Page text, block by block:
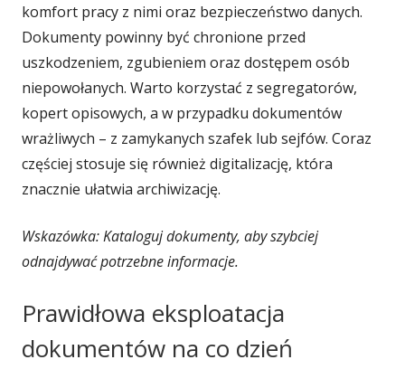
komfort pracy z nimi oraz bezpieczeństwo danych.
Dokumenty powinny być chronione przed
uszkodzeniem, zgubieniem oraz dostępem osób
niepowołanych. Warto korzystać z segregatorów,
kopert opisowych, a w przypadku dokumentów
wrażliwych – z zamykanych szafek lub sejfów. Coraz
częściej stosuje się również digitalizację, która
znacznie ułatwia archiwizację.
Wskazówka: Kataloguj dokumenty, aby szybciej
odnajdywać potrzebne informacje.
Prawidłowa eksploatacja
dokumentów na co dzień